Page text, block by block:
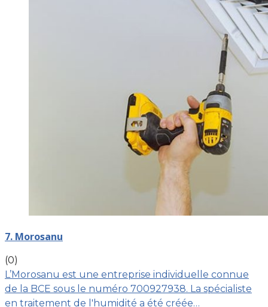
7. Morosanu
(0)
L’Morosanu est une entreprise individuelle connue
de la BCE sous le numéro 700927938. La spécialiste
en traitement de l'humidité a été créée…